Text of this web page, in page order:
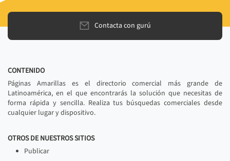
Contacta con gurú
CONTENIDO
Páginas Amarillas es el directorio comercial más grande de
Latinoamérica, en el que encontrarás la solución que necesitas de
forma rápida y sencilla. Realiza tus búsquedas comerciales desde
cualquier lugar y dispositivo.
OTROS DE NUESTROS SITIOS
Publicar